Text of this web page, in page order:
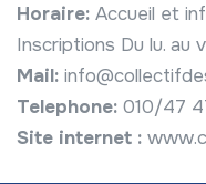
Horaire: Accueil et
Inscriptions Du lu. au
Mail:
Telephone: 010/47
Site internet :